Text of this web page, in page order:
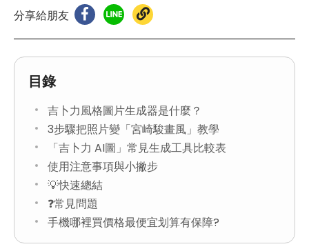
分享給朋友
目錄
吉卜力風格圖片生成器是什麼？
3步驟把照片變「宮崎駿畫風」教學
「吉卜力 AI圖」常見生成工具比較表
使用注意事項與小撇步
💡快速總結
❓常見問題
手機哪裡買價格最便宜划算有保障?